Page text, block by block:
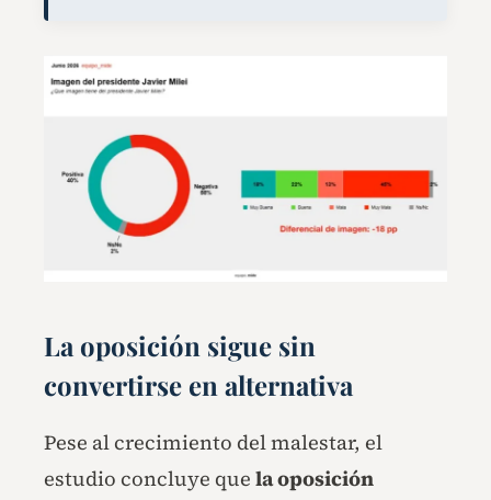
La oposición sigue sin
convertirse en alternativa
Pese al crecimiento del malestar, el
estudio concluye que la oposición